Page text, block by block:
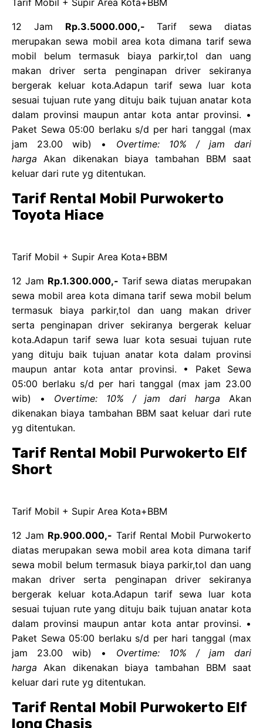
Tarif Mobil + Supir Area Kota+BBM
12 Jam Rp.3.5000.000,- Tarif sewa diatas
merupakan sewa mobil area kota dimana tarif sewa
mobil belum termasuk biaya parkir,tol dan uang
makan driver serta penginapan driver sekiranya
bergerak keluar kota.Adapun tarif sewa luar kota
sesuai tujuan rute yang dituju baik tujuan anatar kota
dalam provinsi maupun antar kota antar provinsi. •
Paket Sewa 05:00 berlaku s/d per hari tanggal (max
jam 23.00 wib) • Overtime: 10% / jam dari
harga Akan dikenakan biaya tambahan BBM saat
keluar dari rute yg ditentukan.
Tarif Rental Mobil Purwokerto
Toyota Hiace
Tarif Mobil + Supir Area Kota+BBM
12 Jam Rp.1.300.000,- Tarif sewa diatas merupakan
sewa mobil area kota dimana tarif sewa mobil belum
termasuk biaya parkir,tol dan uang makan driver
serta penginapan driver sekiranya bergerak keluar
kota.Adapun tarif sewa luar kota sesuai tujuan rute
yang dituju baik tujuan anatar kota dalam provinsi
maupun antar kota antar provinsi. • Paket Sewa
05:00 berlaku s/d per hari tanggal (max jam 23.00
wib) • Overtime: 10% / jam dari harga Akan
dikenakan biaya tambahan BBM saat keluar dari rute
yg ditentukan.
Tarif Rental Mobil Purwokerto Elf
Short
Tarif Mobil + Supir Area Kota+BBM
12 Jam Rp.900.000,- Tarif Rental Mobil Purwokerto
diatas merupakan sewa mobil area kota dimana tarif
sewa mobil belum termasuk biaya parkir,tol dan uang
makan driver serta penginapan driver sekiranya
bergerak keluar kota.Adapun tarif sewa luar kota
sesuai tujuan rute yang dituju baik tujuan anatar kota
dalam provinsi maupun antar kota antar provinsi. •
Paket Sewa 05:00 berlaku s/d per hari tanggal (max
jam 23.00 wib) • Overtime: 10% / jam dari
harga Akan dikenakan biaya tambahan BBM saat
keluar dari rute yg ditentukan.
Tarif Rental Mobil Purwokerto Elf
long Chasis